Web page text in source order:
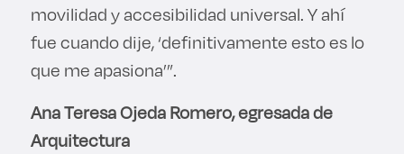
movilidad y accesibilidad universal. Y ahí
fue cuando dije, ‘definitivamente esto es lo
que me apasiona’”.
Ana Teresa Ojeda Romero, egresada de
Arquitectura